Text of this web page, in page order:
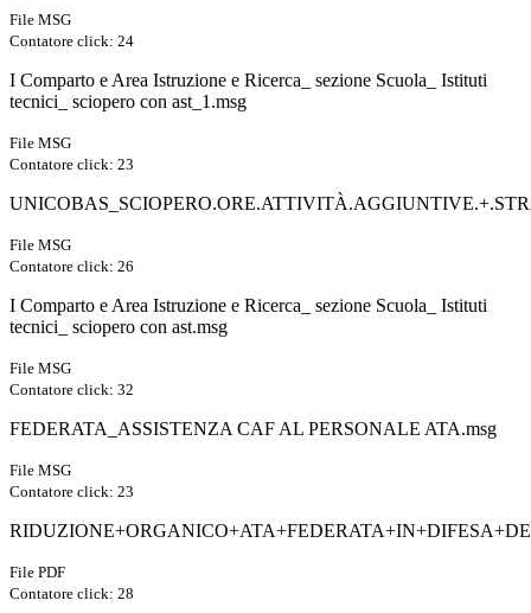
File MSG
Contatore click: 24
I Comparto e Area Istruzione e Ricerca_ sezione Scuola_ Istituti
tecnici_ sciopero con ast_1.msg
File MSG
Contatore click: 23
File MSG
Contatore click: 26
I Comparto e Area Istruzione e Ricerca_ sezione Scuola_ Istituti
tecnici_ sciopero con ast.msg
File MSG
Contatore click: 32
FEDERATA_ASSISTENZA CAF AL PERSONALE ATA.msg
File MSG
Contatore click: 23
File PDF
Contatore click: 28